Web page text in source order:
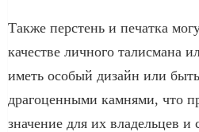
Также перстень и печатка
качестве личного талисмана
иметь особый дизайн или
драгоценными камнями, что
значение для их владельцев